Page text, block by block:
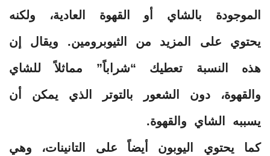
الموجودة بالشاي أو القهوة العادية، ولكنه
يحتوي على المزيد من الثيوبرومين. ويقال إن
هذه النسبة تعطيك “شراباً” مماثلاً للشاي
والقهوة، دون الشعور بالتوتر الذي يمكن أن
يسببه الشاي والقهوة.
كما يحتوي اليوبون أيضاً على التانينات، وهي